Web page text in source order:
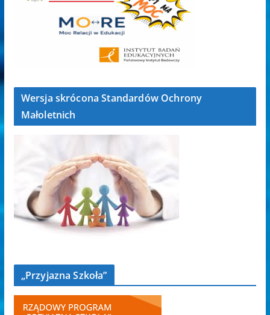
Wersja skrócona Standardów Ochrony
Małoletnich
„Przyjazna Szkoła”